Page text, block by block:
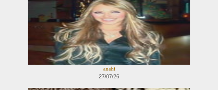
anahi
27/07/26